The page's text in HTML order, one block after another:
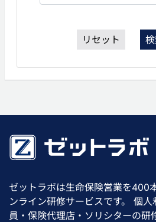
リセット
ゼットラボは生命保険営業を400
ンライン研修サービスです。 個
員・保険代理店・ソリシターの研